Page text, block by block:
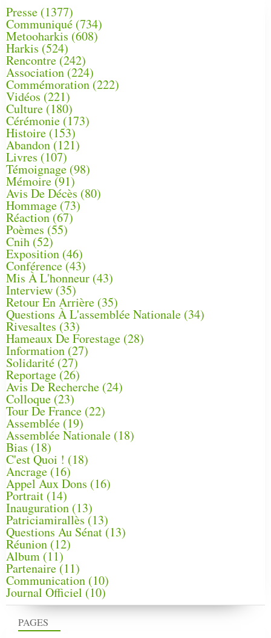
PAGES
Presse (1377)
Communiqué (734)
Metooharkis (608)
Harkis (524)
Rencontre (242)
Association (224)
Commémoration(222)
Vidéos (221)
Culture(180)
Cérémonie (173)
Histoire (153)
Abandon(121)
Livres (107)
Témoignage (98)
Mémoire (91)
Avis De Décès (80)
Hommage (73)
Réaction(67)
Poèmes (55)
Cnih (52)
Exposition (46)
Conférence(43)
Mis À L'honneur (43)
Interview (35)
Retour En Arrière (35)
Questions À L'assemblée Nationale (34)
Rivesaltes (33)
Hameaux De Forestage (28)
Information (27)
Solidarité (27)
Reportage(26)
Avis De Recherche (24)
Colloque (23)
Tour De France (22)
Assemblée (19)
Assemblée Nationale (18)
Bias (18)
C'est Quoi ! (18)
Ancrage (16)
Appel Aux Dons (16)
Portrait (14)
Inauguration (13)
Patriciamirallès (13)
Questions Au Sénat(13)
Réunion (12)
Album (11)
Partenaire(11)
Communication (10)
Journal Officiel (10)